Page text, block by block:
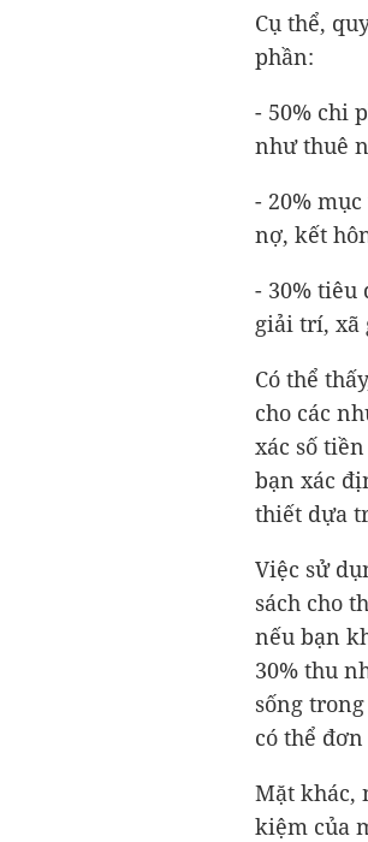
Cụ thể,
phần:
- 50% chi
như thuê
- 20%
nợ, kết
- 30% tiêu
giải trí, xã
Có thể
cho các
xác số
bạn xác
thiết dựa
Việc sử
sách cho
nếu bạn
30% thu
sống
có thể
Mặt khác,
kiệm của